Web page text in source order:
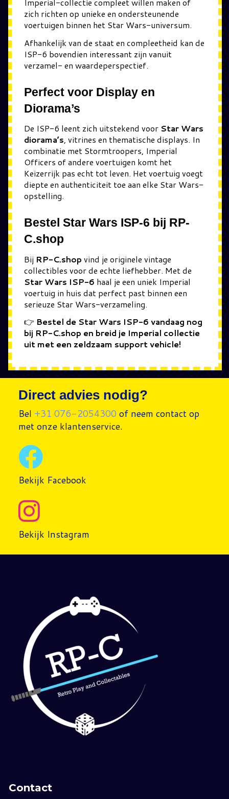
zich richten op unieke en ondersteunende
voertuigen binnen het Star Wars-universum.
Afhankelijk van de staat en compleetheid kan de
ISP-6 bovendien interessant zijn vanuit
verzamel- en waardeperspectief.
Perfect voor Display en
Diorama’s
De ISP-6 leent zich uitstekend voor Star Wars
diorama’s, vitrines en thematische displays. In
combinatie met Stormtroopers, Imperial
Officers of andere voertuigen komt het
Keizerrijk pas echt tot leven. Het voertuig voegt
diepte en authenticiteit toe aan elke Star Wars-
opstelling.
Bestel Star Wars ISP-6 bij RP-
C.shop
Bij RP-C.shop vind je originele vintage
collectibles voor de echte liefhebber. Met de
Star Wars ISP-6 haal je een uniek Imperial
voertuig in huis dat perfect past binnen een
serieuze Star Wars-verzameling.
👉 Bestel de Star Wars ISP-6 vandaag nog
bij RP-C.shop en breid je Imperial collectie
uit met een zeldzaam support vehicle!
Direct advies nodig?
Bel +31 076-2054300 of neem contact op
met onze klantenservice.
Bekijk Facebook
Bekijk Instagram
Contact